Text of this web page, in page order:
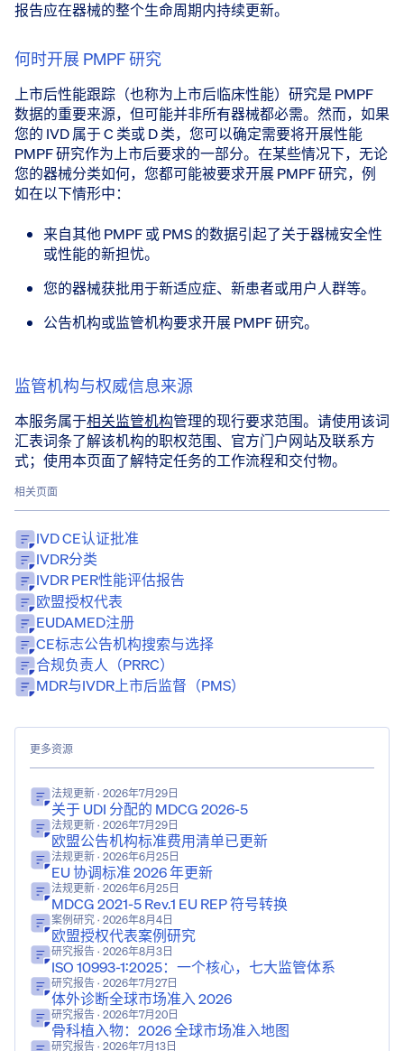
报告应在器械的整个生命周期内持续更新。
何时开展 PMPF 研究
上市后性能跟踪（也称为上市后临床性能）研究是 PMPF
数据的重要来源，但可能并非所有器械都必需。然而，如果
您的 IVD 属于 C 类或 D 类，您可以确定需要将开展性能
PMPF 研究作为上市后要求的一部分。在某些情况下，无论
您的器械分类如何，您都可能被要求开展 PMPF 研究，例
如在以下情形中：
来自其他 PMPF 或 PMS 的数据引起了关于器械安全性
或性能的新担忧。
您的器械获批用于新适应症、新患者或用户人群等。
公告机构或监管机构要求开展 PMPF 研究。
监管机构与权威信息来源
本服务属于相关监管机构管理的现行要求范围。请使用该词
汇表词条了解该机构的职权范围、官方门户网站及联系方
式；使用本页面了解特定任务的工作流程和交付物。
相关页面
IVD CE认证批准
IVDR分类
IVDR PER性能评估报告
欧盟授权代表
EUDAMED注册
CE标志公告机构搜索与选择
合规负责人（PRRC）
MDR与IVDR上市后监督（PMS）
更多资源
法规更新 · 2026年7月29日
关于 UDI 分配的 MDCG 2026-5
法规更新 · 2026年7月29日
欧盟公告机构标准费用清单已更新
法规更新 · 2026年6月25日
EU 协调标准 2026 年更新
法规更新 · 2026年6月25日
MDCG 2021-5 Rev.1 EU REP 符号转换
案例研究 · 2026年8月4日
欧盟授权代表案例研究
研究报告 · 2026年8月3日
ISO 10993-1:2025：一个核心，七大监管体系
研究报告 · 2026年7月27日
体外诊断全球市场准入 2026
研究报告 · 2026年7月20日
骨科植入物：2026 全球市场准入地图
研究报告 · 2026年7月13日